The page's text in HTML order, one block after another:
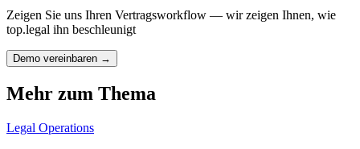
Zeigen Sie uns Ihren Vertragsworkflow — wir zeigen Ihnen, wie
top.legal ihn beschleunigt
Demo vereinbaren →
Mehr zum Thema
Legal Operations